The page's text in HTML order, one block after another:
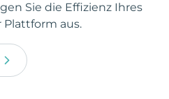
Sie die Effizienz Ihres
Plattform aus.